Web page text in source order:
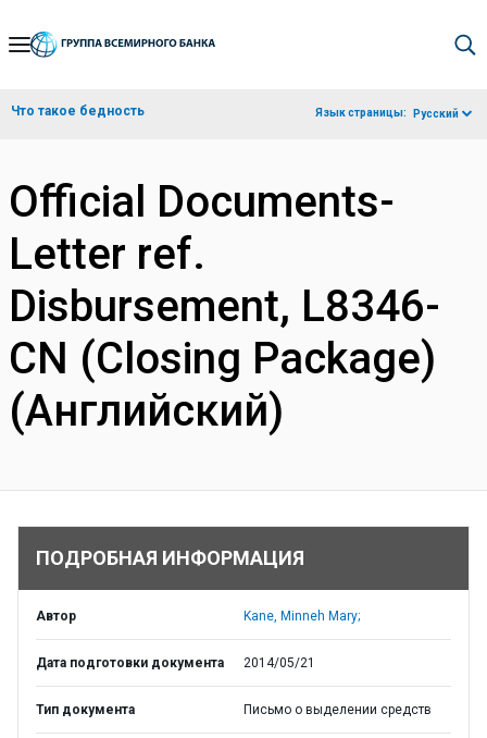
Skip
Navigation
Что такое бедность Язык страницы: Русский
Official Documents-
Letter ref.
Disbursement, L8346-
CN (Closing Package)
(Английский)
ПОДРОБНАЯ ИНФОРМАЦИЯ
Автор Kane, Minneh Mary;
Дата подготовки документа 2014/05/21
Тип документа Письмо о выделении средств